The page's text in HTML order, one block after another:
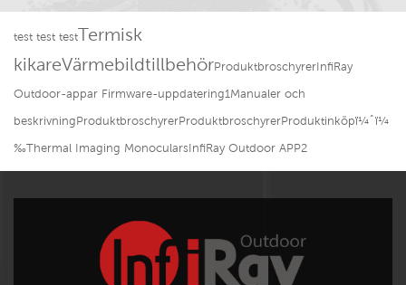
test test testTermisk
kikareVärmebildtillbehörProduktbroschyrerInfiRay
Outdoor-appar Firmware-uppdatering1Manualer och
beskrivningProduktbroschyrerProduktbroschyrerProduktinköpï¼ˆï¼
‰Thermal Imaging MonocularsInfiRay Outdoor APP2